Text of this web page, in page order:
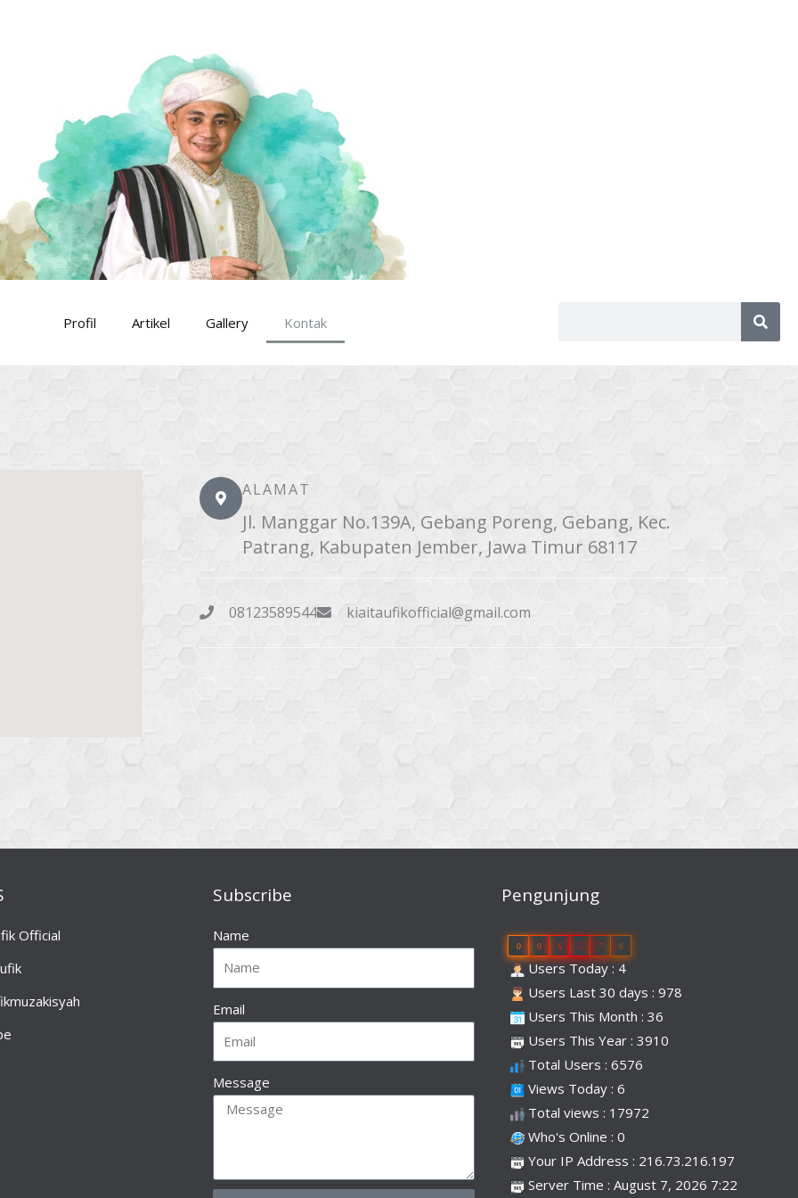
Profil Artikel Gallery Kontak
ALAMAT
Jl. Manggar No.139A, Gebang Poreng, Gebang, Kec.
Patrang, Kabupaten Jember, Jawa Timur 68117
08123589544 kiaitaufikofficial@gmail.com
Official
Subscribe
Name
Email
Message
Pengunjung
0 0 6 5 7 6
Users Today : 4
Users Last 30 days : 978
Users This Month : 36
Users This Year : 3910
Total Users : 6576
Views Today : 6
Total views : 17972
Who's Online : 0
Your IP Address : 216.73.216.197
Server Time : August 7, 2026 7:22